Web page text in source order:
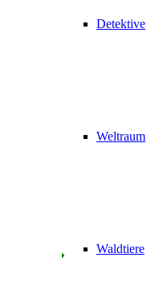
Detektive
Weltraum
Waldtiere